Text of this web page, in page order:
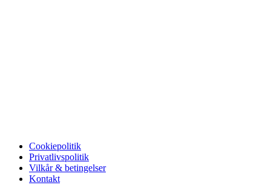
Cookiepolitik
Privatlivspolitik
Vilkår & betingelser
Kontakt